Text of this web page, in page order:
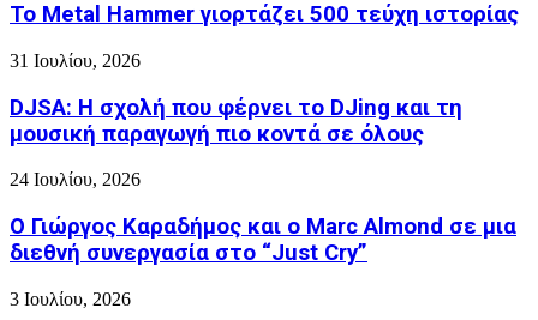
Το Metal Hammer γιορτάζει 500 τεύχη ιστορίας
31 Ιουλίου, 2026
DJSA: Η σχολή που φέρνει το DJing και τη
μουσική παραγωγή πιο κοντά σε όλους
24 Ιουλίου, 2026
Ο Γιώργος Καραδήμος και ο Marc Almond σε μια
διεθνή συνεργασία στο “Just Cry”
3 Ιουλίου, 2026